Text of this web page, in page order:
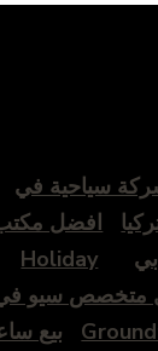
سياحية في
افضل
Holiday
متخصص سيو
بيع